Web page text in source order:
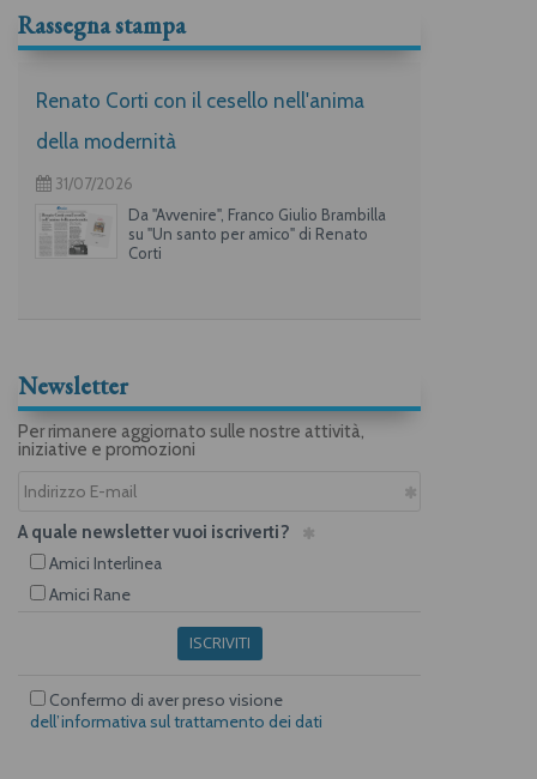
Rassegna stampa
Renato Corti con il cesello nell'anima
della modernità
31/07/2026
Da "Avvenire", Franco Giulio Brambilla
su "Un santo per amico" di Renato
Corti
Newsletter
Per rimanere aggiornato sulle nostre attività,
iniziative e promozioni
A quale newsletter vuoi iscriverti?
Amici Interlinea
Amici Rane
ISCRIVITI
Confermo di aver preso visione
dell’informativa sul trattamento dei dati